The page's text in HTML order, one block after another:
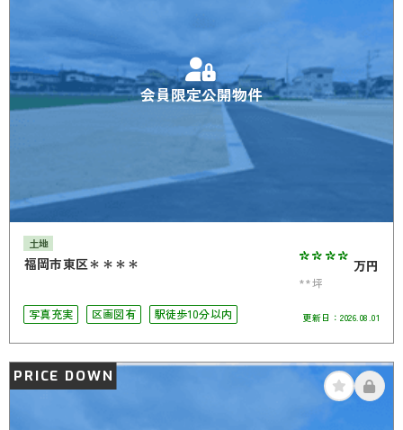
会員限定公開物件
土地
福岡市東区＊＊＊＊ **** 万円
**坪
写真充実
区画図有 駅徒歩10分以内 更新日： 2026.08.01
PRICE DOWN